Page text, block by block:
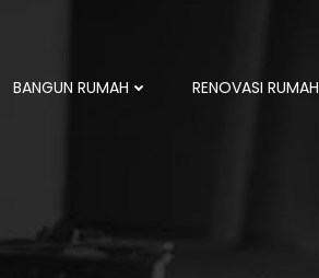
BANGUN RUMAH RENOVASI RUMAH